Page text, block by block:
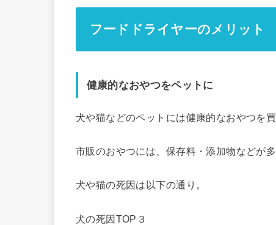
フードドライヤーのメリット
健康的なおやつをペットに
犬や猫などのペットには健康的なおやつを
市販のおやつには、保存料・添加物などが
犬や猫の死因は以下の通り。
犬の死因TOP３